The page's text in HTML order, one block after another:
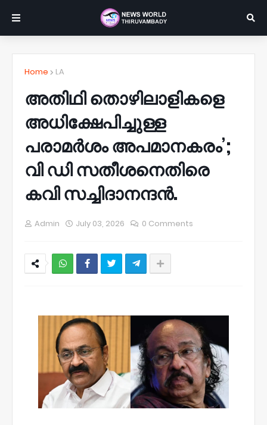
Home LA
അതിഥി തൊഴിലാളികളെ
അധിക്ഷേപിച്ചുള്ള
പരാമർശം അപമാനകരം’;
വി ഡി സതീശനെതിരെ
കവി സച്ചിദാനന്ദൻ.
Admin July 03, 2026 0 Comments